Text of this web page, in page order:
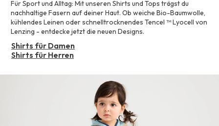
Für Sport und Alltag: Mit unseren Shirts und Tops trägst du
nachhaltige Fasern auf deiner Haut. Ob weiche Bio-Baumwolle,
kühlendes Leinen oder schnelltrocknendes Tencel ™ Lyocell von
Lenzing - entdecke jetzt die neuen Designs.
Shirts für Damen
Shirts für Herren